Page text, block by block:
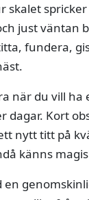
skalet
just väntan
fundera,
när du vill ha
dagar. Kort
nytt titt på
känns
en